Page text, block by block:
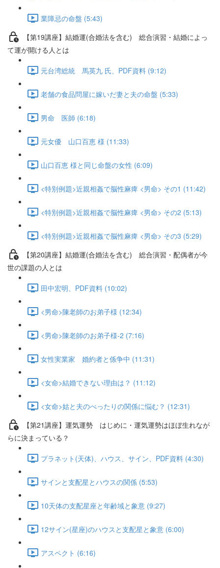
業障忌の命盤 (5:43)
【第19講座】結婚運(合婚法を含む) 総合演習・結婚によっ
て運が開ける人とは
元台湾総統 馬英九 氏、PDF資料 (9:12)
老舗の食品問屋に嫁いだ妻と夫の命盤 (5:33)
男命 医師 (6:18)
元女優 山口百恵 様 (11:33)
山口百恵 様と同じ命盤の女性 (6:09)
<特別例題>近親相姦で脳性麻痺 <男命> その1 (11:42)
<特別例題>近親相姦で脳性麻痺 <男命> その2 (5:13)
<特別例題>近親相姦で脳性麻痺 <男命> その3 (5:29)
【第20講座】結婚運(合婚法を含む) 総合演習・配偶者が今
世の課題の人とは
田中宏明、PDF資料 (10:02)
<男命>陳老師のお弟子様 (12:34)
<男命>陳老師のお弟子様-2 (7:16)
女性実業家 婚約者と係争中 (11:31)
<女命>結婚できない理由は？ (11:12)
<女命>姑と夫のべったりの関係に悩む？ (12:31)
【第21講座】運気運勢 はじめに・運気運勢はほぼ生れなが
らに決まっている？
プラネット(天体)、ハウス、サイン、PDF資料 (4:30)
サインと支配星とハウスの関係 (5:53)
10天体の支配星座と年齢域と象意 (9:27)
12サイン(星座)のハウスと支配星と象意 (6:00)
アスペクト (6:16)